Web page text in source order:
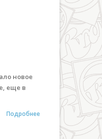
новое
еще в
Подробнее